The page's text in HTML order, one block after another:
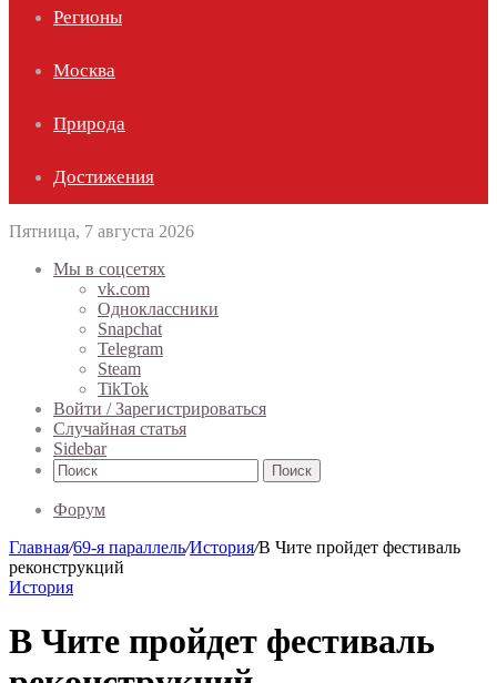
Регионы
Москва
Природа
Достижения
Пятница, 7 августа 2026
Мы в соцсетях
vk.com
Одноклассники
Snapchat
Telegram
Steam
TikTok
Войти / Зарегистрироваться
Случайная статья
Sidebar
Поиск
Форум
Главная/69-я параллель/История/В Чите пройдет фестиваль
реконструкций
История
В Чите пройдет фестиваль